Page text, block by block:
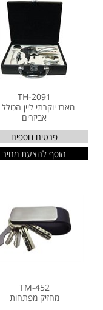
TH-2091
אביזרים
פרטים נוספים
הוסף להצעת מחיר
TM-452
מחזיק מפתחות